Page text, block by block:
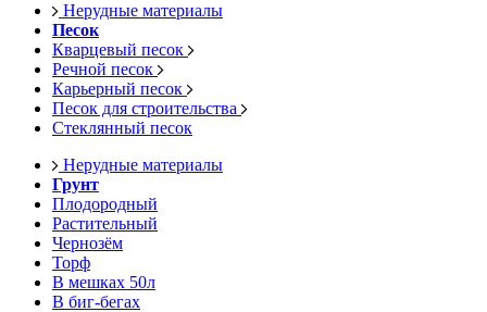
Нерудные материалы
Песок
Кварцевый песок
Речной песок
Карьерный песок
Песок для строительства
Стеклянный песок
Нерудные материалы
Грунт
Плодородный
Растительный
Чернозём
Торф
В мешках 50л
В биг-бегах